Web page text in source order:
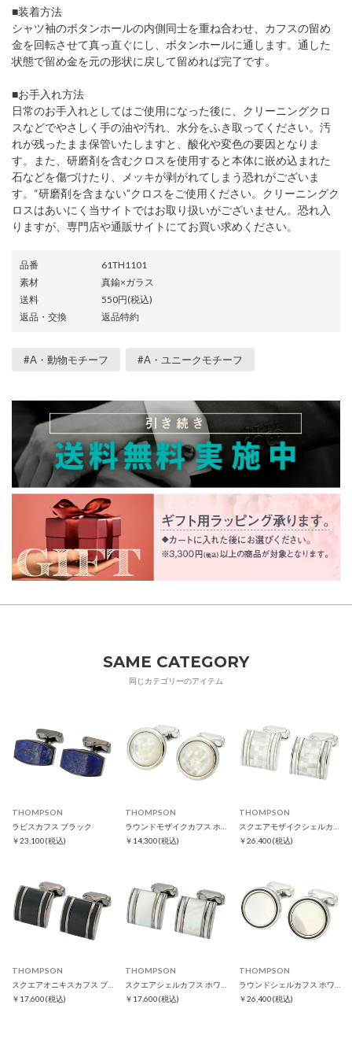
■装着方法
シャツ袖のボタンホールの内側同士を重ね合わせ、カフスの留め
金を回転させて真っ直ぐにし、ボタンホールに通します。通した
状態で留め金を元の形状に戻して留めれば完了です。
■お手入れ方法
日常のお手入れとしてはご使用になった後に、クリーニングクロ
スなどでやさしく手の油や汚れ、水分をふき取ってください。汚
れが残ったまま保管いたしますと、酸化や変色の要因となりま
す。また、研磨剤を含むクロスを使用すると本体に嵌め込まれた
石などを傷づけたり、メッキが剥がれてしまう恐れがございま
す。“研磨剤を含まない”クロスをご使用ください。クリーニングク
ロスはあいにく当サイトではお取り扱いがございません。恐れ入
りますが、専門店や通販サイトにてお買い求めください。
品番
61TH1101
素材
真鍮×ガラス
送料
550円(税込)
返品・交換
返品特約
#A・動物モチーフ #A・ユニークモチーフ
SAME CATEGORY
同じカテゴリーのアイテム
THOMPSON
ラピスカフス ブラック
￥23,100(税込)
THOMPSON
￥14,300(税込)
THOMPSON
￥26,400(税込)
THOMPSON
￥17,600(税込)
THOMPSON
￥17,600(税込)
THOMPSON
￥26,400(税込)